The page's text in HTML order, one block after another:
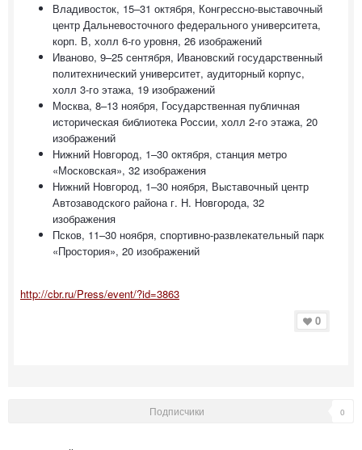
Владивосток, 15–31 октября, Конгрессно-выставочный
центр Дальневосточного федерального университета,
корп. В, холл 6-го уровня, 26 изображений
Иваново, 9–25 сентября, Ивановский государственный
политехнический университет, аудиторный корпус,
холл 3-го этажа, 19 изображений
Москва, 8–13 ноября, Государственная публичная
историческая библиотека России, холл 2-го этажа, 20
изображений
Нижний Новгород, 1–30 октября, станция метро
«Московская», 32 изображения
Нижний Новгород, 1–30 ноября, Выставочный центр
Автозаводского района г. Н. Новгорода, 32
изображения
Псков, 11–30 ноября, спортивно-развлекательный парк
«Простория», 20 изображений
http://cbr.ru/Press/event/?id=3863
0
Подписчики 0